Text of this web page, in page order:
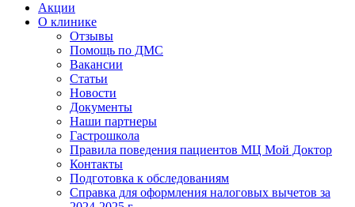
Акции
О клинике
Отзывы
Помощь по ДМС
Вакансии
Статьи
Новости
Документы
Наши партнеры
Гастрошкола
Правила поведения пациентов МЦ Мой Доктор
Контакты
Подготовка к обследованиям
Справка для оформления налоговых вычетов за